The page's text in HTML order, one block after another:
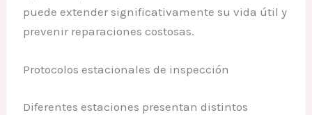
puede extender significativamente su vida útil y
prevenir reparaciones costosas.
Protocolos estacionales de inspección
Diferentes estaciones presentan distintos